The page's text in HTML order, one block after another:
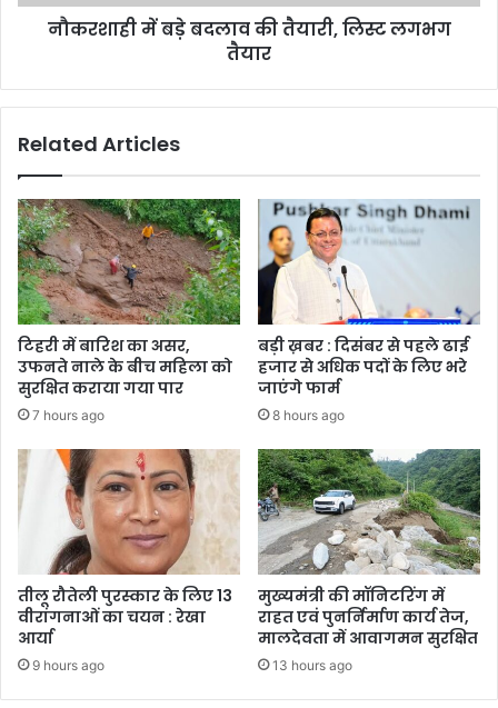
नौकरशाही में बड़े बदलाव की तैयारी, लिस्ट लगभग
तैयार
Related Articles
टिहरी में बारिश का असर,
उफनते नाले के बीच महिला को
सुरक्षित कराया गया पार
7 hours ago
बड़ी ख़बर : दिसंबर से पहले ढाई
हजार से अधिक पदों के लिए भरे
जाएंगे फार्म
8 hours ago
तीलू रौतेली पुरस्कार के लिए 13
वीरांगनाओं का चयन : रेखा
आर्या
9 hours ago
मुख्यमंत्री की मॉनिटरिंग में
राहत एवं पुनर्निर्माण कार्य तेज,
मालदेवता में आवागमन सुरक्षित
13 hours ago